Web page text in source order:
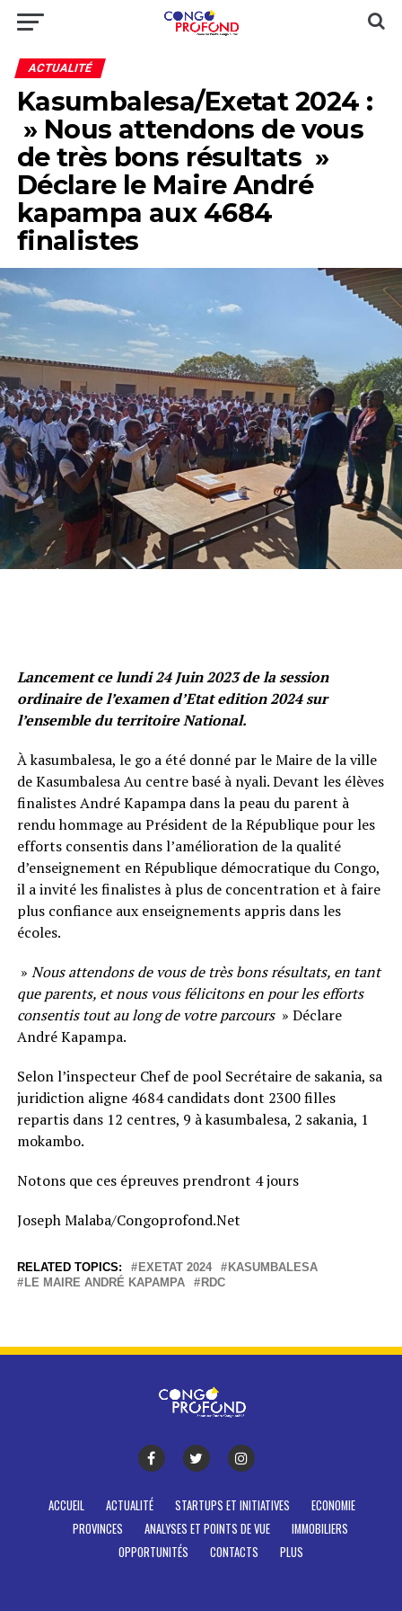
ACTUALITÉ
Kasumbalesa/Exetat 2024 :
» Nous attendons de vous
de très bons résultats »
Déclare le Maire André
kapampa aux 4684
finalistes
Lancement ce lundi 24 Juin 2023 de la session
ordinaire de l’examen d’Etat edition 2024 sur
l’ensemble du territoire National.
À kasumbalesa, le go a été donné par le Maire de la ville
de Kasumbalesa Au centre basé à nyali. Devant les élèves
finalistes André Kapampa dans la peau du parent à
rendu hommage au Président de la République pour les
efforts consentis dans l’amélioration de la qualité
d’enseignement en République démocratique du Congo,
il a invité les finalistes à plus de concentration et à faire
plus confiance aux enseignements appris dans les
écoles.
» Nous attendons de vous de très bons résultats, en tant
que parents, et nous vous félicitons en pour les efforts
consentis tout au long de votre parcours» Déclare
André Kapampa.
Selon l’inspecteur Chef de pool Secrétaire de sakania, sa
juridiction aligne 4684 candidats dont 2300 filles
repartis dans 12 centres, 9 à kasumbalesa, 2 sakania, 1
mokambo.
Notons que ces épreuves prendront 4 jours
Joseph Malaba/Congoprofond.Net
RELATED TOPICS: EXETAT 2024
KASUMBALESA
LE MAIRE ANDRÉ KAPAMPA
RDC
ACCUEIL ACTUALITÉ STARTUPS ET INITIATIVES
ECONOMIE
PROVINCES
ANALYSES ET POINTS DE VUE
IMMOBILIERS
OPPORTUNITÉS
CONTACTS PLUS